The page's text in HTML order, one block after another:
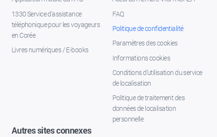
1330 Service d'assistance
téléphonique pour les voyageurs
en Corée
Livres numériques / E-books
FAQ
Politique de confidentialité
Paramètres des cookies
Informations cookies
Conditions d’utilisation du service
de localisation
Politique de traitement des
données de localisation
personnelle
Autres sites connexes